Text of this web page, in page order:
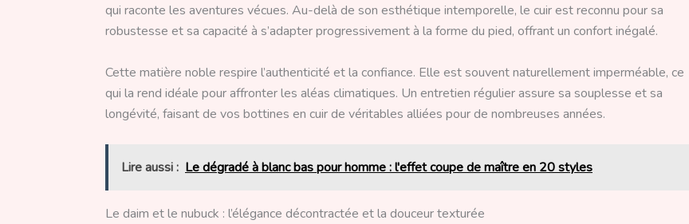
qui raconte les aventures vécues. Au-delà de son esthétique intemporelle, le cuir est reconnu pour sa
robustesse et sa capacité à s’adapter progressivement à la forme du pied, offrant un confort inégalé.
Cette matière noble respire l’authenticité et la confiance. Elle est souvent naturellement imperméable, ce
qui la rend idéale pour affronter les aléas climatiques. Un entretien régulier assure sa souplesse et sa
longévité, faisant de vos bottines en cuir de véritables alliées pour de nombreuses années.
Lire aussi : Le dégradé à blanc bas pour homme : l'effet coupe de maître en 20 styles
Le daim et le nubuck : l’élégance décontractée et la douceur texturée